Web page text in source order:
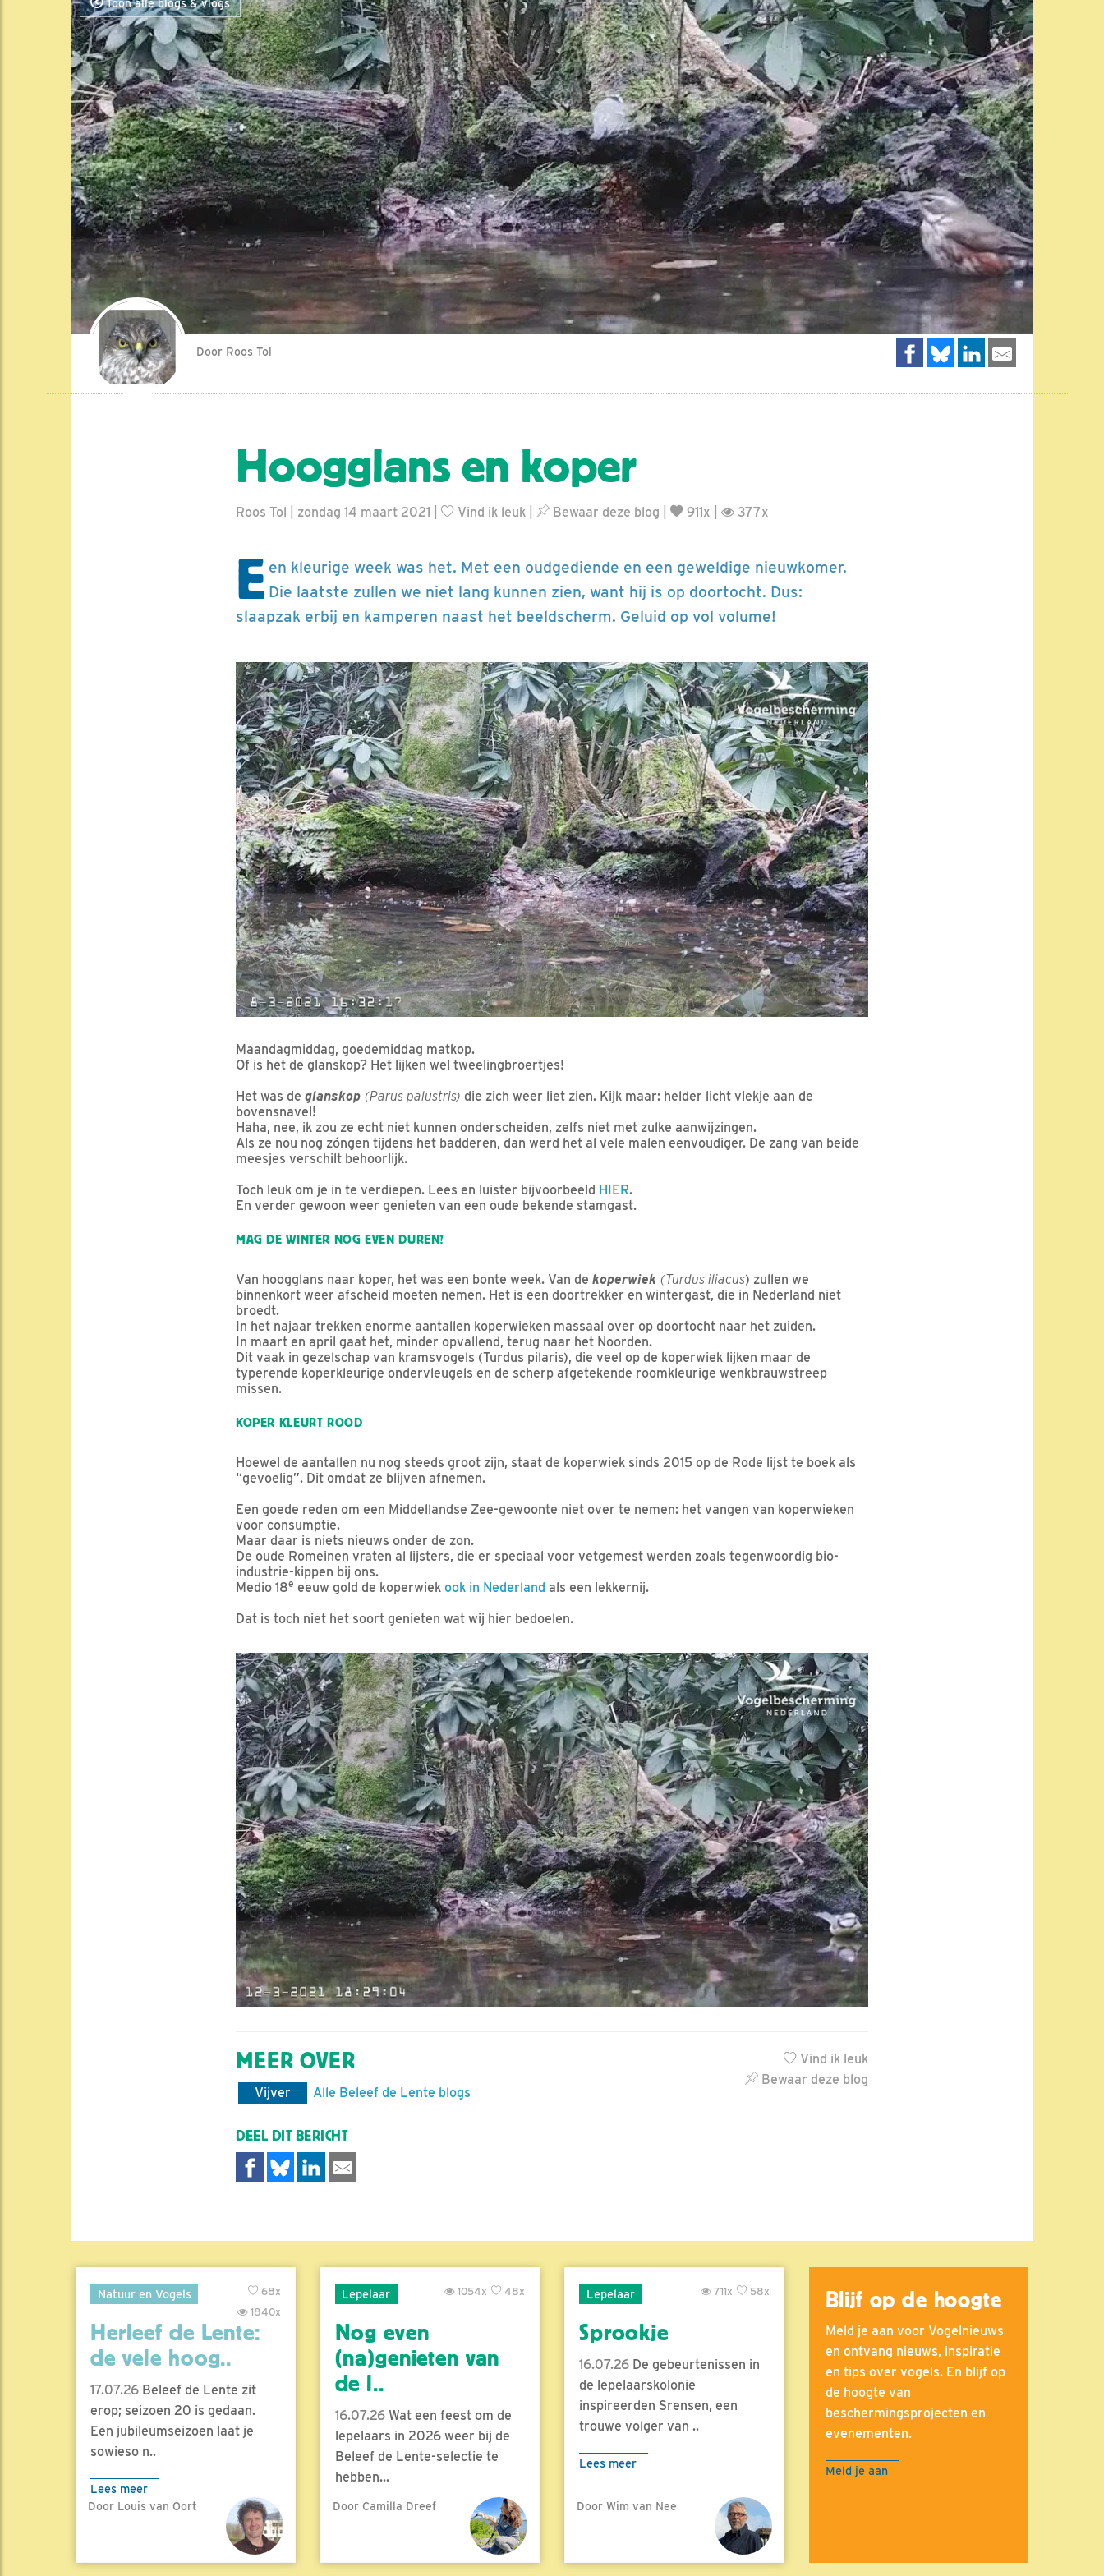
Toon alle blogs & vlogs
Door Roos Tol
Hoogglans en koper
Roos Tol | zondag 14 maart 2021 | Vind ik leuk Bewaar deze blog 911x | 377x
E en kleurige week was het. Met een oudgediende en een geweldige nieuwkomer.
Die laatste zullen we niet lang kunnen zien, want hij is op doortocht. Dus:
slaapzak erbij en kamperen naast het beeldscherm. Geluid op vol volume!
Maandagmiddag, goedemiddag matkop.
Of is het de glanskop? Het lijken wel tweelingbroertjes!
Het was de glanskop (Parus palustris) die zich weer liet zien. Kijk maar: helder licht vlekje aan de
bovensnavel!
Haha, nee, ik zou ze echt niet kunnen onderscheiden, zelfs niet met zulke aanwijzingen.
Als ze nou nog zóngen tijdens het badderen, dan werd het al vele malen eenvoudiger. De zang van beide
meesjes verschilt behoorlijk.
Toch leuk om je in te verdiepen. Lees en luister bijvoorbeeld HIER.
En verder gewoon weer genieten van een oude bekende stamgast.
MAG DE WINTER NOG EVEN DUREN?
Van hoogglans naar koper, het was een bonte week. Van de koperwiek (Turdus iliacus) zullen we
binnenkort weer afscheid moeten nemen. Het is een doortrekker en wintergast, die in Nederland niet
broedt.
In het najaar trekken enorme aantallen koperwieken massaal over op doortocht naar het zuiden.
In maart en april gaat het, minder opvallend, terug naar het Noorden.
Dit vaak in gezelschap van kramsvogels (Turdus pilaris), die veel op de koperwiek lijken maar de
typerende koperkleurige ondervleugels en de scherp afgetekende roomkleurige wenkbrauwstreep
missen.
KOPER KLEURT ROOD
Hoewel de aantallen nu nog steeds groot zijn, staat de koperwiek sinds 2015 op de Rode lijst te boek als
“gevoelig”. Dit omdat ze blijven afnemen.
Een goede reden om een Middellandse Zee-gewoonte niet over te nemen: het vangen van koperwieken
voor consumptie.
Maar daar is niets nieuws onder de zon.
De oude Romeinen vraten al lijsters, die er speciaal voor vetgemest werden zoals tegenwoordig bio-
industrie-kippen bij ons.
Medio 18e eeuw gold de koperwiek ook in Nederland als een lekkernij.
Dat is toch niet het soort genieten wat wij hier bedoelen.
Vind ik leuk
Bewaar deze blog
MEER OVER
Vijver Alle Beleef de Lente blogs
DEEL DIT BERICHT
Natuur en Vogels
68x
1840x
Herleef de Lente:
de vele hoog..
17.07.26 Beleef de Lente zit
erop; seizoen 20 is gedaan.
Een jubileumseizoen laat je
sowieso n..
Lees meer
Door Louis van Oort
Lepelaar 48x
1054x
Nog even
(na)genieten van
de l..
16.07.26Wat een feest om de
lepelaars in 2026 weer bij de
Beleef de Lente-selectie te
hebben...
Lees meer
Door Camilla Dreef
Lepelaar 58x
711x
Sprookje
16.07.26 De gebeurtenissen in
de lepelaarskolonie
inspireerden Srensen, een
trouwe volger van ..
Lees meer
Door Wim van Nee
Blijf op de hoogte
Meld je aan voor Vogelnieuws
en ontvang nieuws, inspiratie
en tips over vogels. En blijf op
de hoogte van
beschermingsprojecten en
evenementen.
Meld je aan